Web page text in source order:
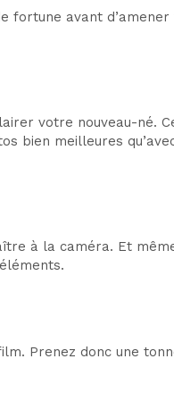
fortune avant
votre nouveau-né.
bien meilleures
à la caméra. Et
Prenez donc une